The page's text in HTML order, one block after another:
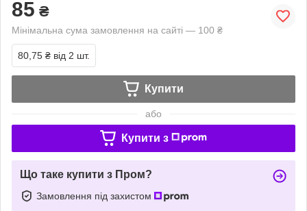
85 ₴
Мінімальна сума замовлення на сайті — 100 ₴
80,75 ₴ від 2 шт.
Купити
або
Купити з
Що таке купити з Пром?
Замовлення під захистом